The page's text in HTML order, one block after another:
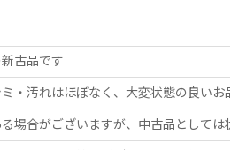
古品です
・汚れはほぼなく、大変状態の良いお
場合がございますが、中古品としては